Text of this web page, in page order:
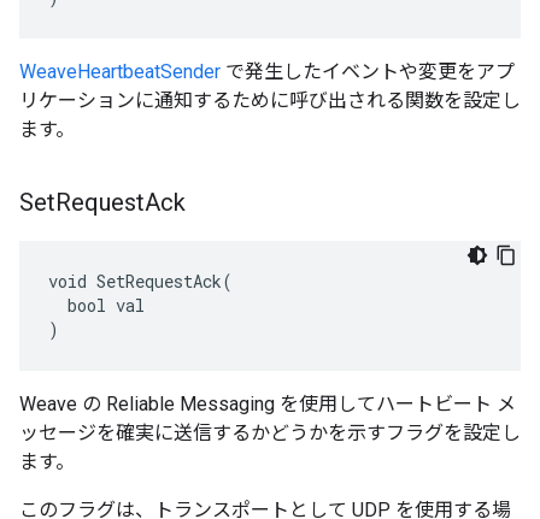
WeaveHeartbeatSender で発生したイベントや変更をアプ
リケーションに通知するために呼び出される関数を設定し
ます。
SetRequestAck
void SetRequestAck(
  bool val
)
Weave の Reliable Messaging を使用してハートビート メ
ッセージを確実に送信するかどうかを示すフラグを設定し
ます。
このフラグは、トランスポートとして UDP を使用する場